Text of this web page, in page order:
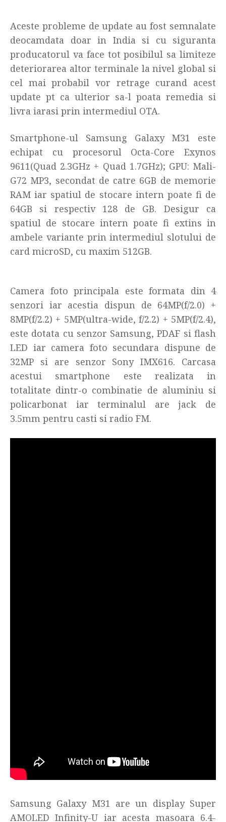
Aceste probleme de update au fost semnalate
deocamdata doar in India si cu siguranta
producatorul va face tot posibilul sa limiteze
deteriorarea altor terminale la nivel global si
cel mai probabil vor retrage curand acest
update pt ca ulterior sa-l poata remedia si
livra iarasi prin intermediul OTA.
Smartphone-ul Samsung Galaxy M31 este
echipat cu procesorul Octa-Core Exynos
9611(Quad 2.3GHz + Quad 1.7GHz); GPU: Mali-
G72 MP3, secondat de catre 6GB de memorie
RAM iar spatiul de stocare intern poate fi de
64GB si respectiv 128 de GB. Desigur ca
spatiul de stocare intern poate fi extins in
ambele variante prin intermediul slotului de
card microSD, cu maxim 512GB.
Camera foto principala este formata din 4
senzori iar acestia dispun de 64MP(f/2.0) +
8MP(f/2.2) + 5MP(ultra-wide, f/2.2) + 5MP(f/2.4),
este dotata cu senzor Samsung, PDAF si flash
LED iar camera foto secundara dispune de
32MP si are senzor Sony IMX616. Carcasa
acestui smartphone este realizata in
totalitate dintr-o combinatie de aluminiu si
policarbonat iar terminalul are jack de
3.5mm pentru casti si radio FM.
Samsung Galaxy M31 are un display Super
AMOLED Infinity-U iar acesta masoara 6.4-